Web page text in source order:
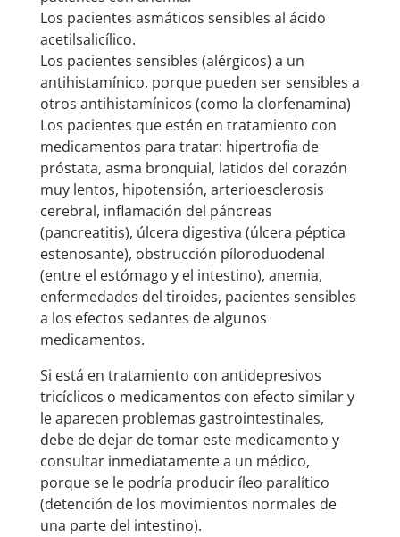
Los pacientes asmáticos sensibles al ácido
acetilsalicílico.
Los pacientes sensibles (alérgicos) a un
antihistamínico, porque pueden ser sensibles a
otros antihistamínicos (como la clorfenamina)
Los pacientes que estén en tratamiento con
medicamentos para tratar: hipertrofia de
próstata, asma bronquial, latidos del corazón
muy lentos, hipotensión, arterioesclerosis
cerebral, inflamación del páncreas
(pancreatitis), úlcera digestiva (úlcera péptica
estenosante), obstrucción píloroduodenal
(entre el estómago y el intestino), anemia,
enfermedades del tiroides, pacientes sensibles
a los efectos sedantes de algunos
medicamentos.
Si está en tratamiento con antidepresivos
tricíclicos o medicamentos con efecto similar y
le aparecen problemas gastrointestinales,
debe de dejar de tomar este medicamento y
consultar inmediatamente a un médico,
porque se le podría producir íleo paralítico
(detención de los movimientos normales de
una parte del intestino).